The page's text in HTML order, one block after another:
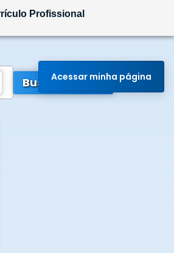
Profissional
Buscar Vagas
Acessar minha página